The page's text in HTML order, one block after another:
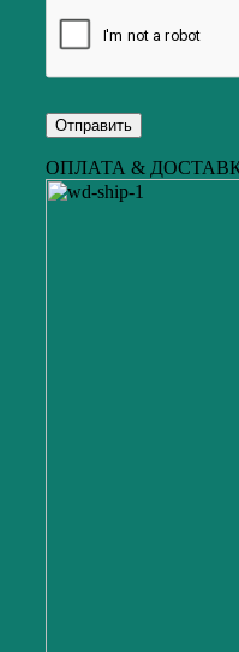
ОПЛАТА &